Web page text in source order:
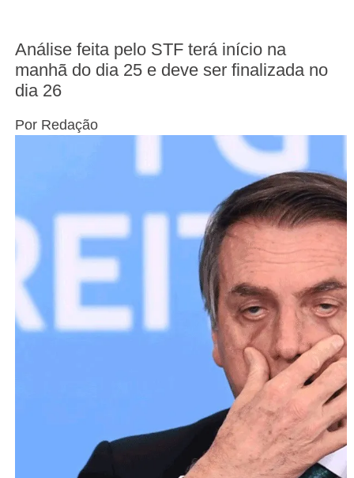
Análise feita pelo STF terá início na
manhã do dia 25 e deve ser finalizada no
dia 26
Por Redação